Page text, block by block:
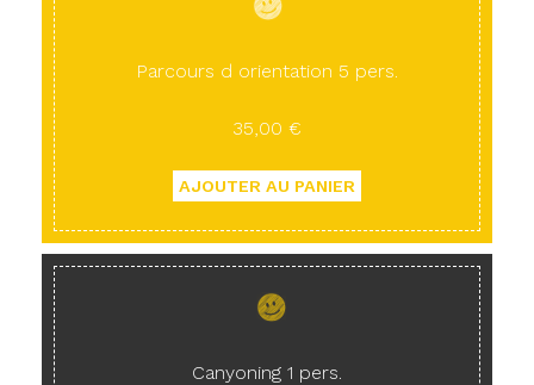
Parcours d orientation 5 pers.
35,00 €
Canyoning 1 pers.